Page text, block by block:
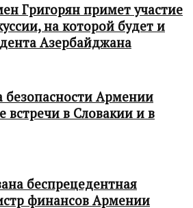
Григорян примет участие
на которой будет и
Азербайджана
безопасности Армении
встречи в Словакии и в
беспрецедентная
финансов Армении